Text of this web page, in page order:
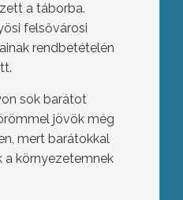
a táborba.
felsővárosi
rendbetételén
sok barátot
jövök még
mert barátokkal
a környezetemnek